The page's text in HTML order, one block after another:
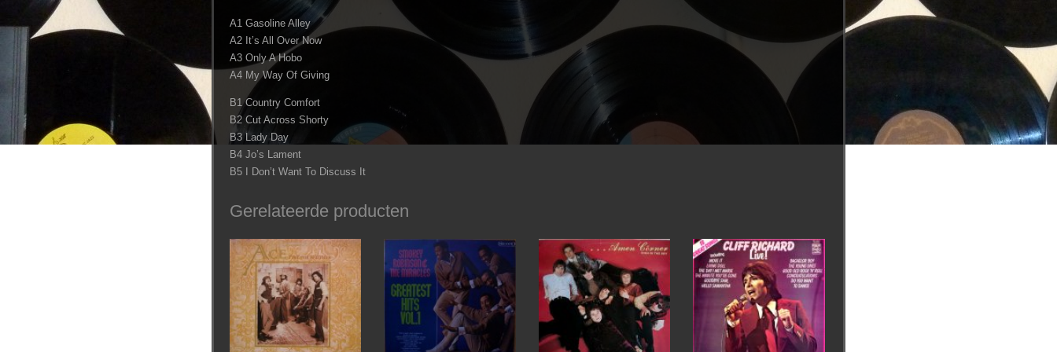
A1 Gasoline Alley
A2 It’s All Over Now
A3 Only A Hobo
A4 My Way Of Giving
B1 Country Comfort
B2 Cut Across Shorty
B3 Lady Day
B4 Jo’s Lament
B5 I Don’t Want To Discuss It
Gerelateerde producten